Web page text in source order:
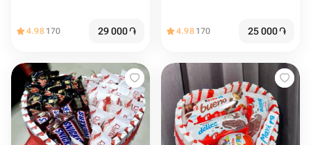
4.98 170 29 000֏ 4.98 170 25 000֏